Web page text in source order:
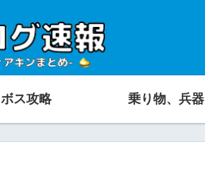
ボス攻略 乗り物、兵器